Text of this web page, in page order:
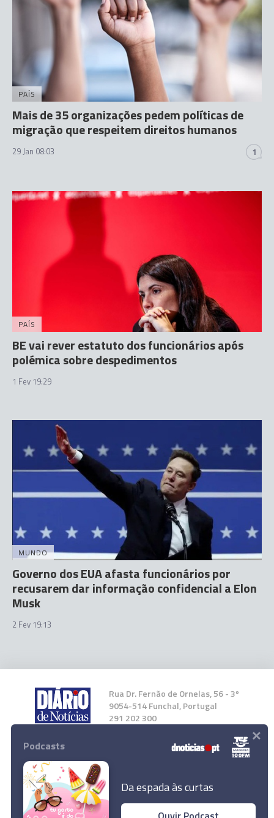
PAÍS
Mais de 35 organizações pedem políticas de
migração que respeitem direitos humanos
29 Jan 08:03 1
PAÍS
BE vai rever estatuto dos funcionários após
polémica sobre despedimentos
1 Fev 19:29
MUNDO
Governo dos EUA afasta funcionários por
recusarem dar informação confidencial a Elon
Musk
2 Fev 19:13
Rua Dr. Fernão de Ornelas, 56 - 3º
9054-514 Funchal, Portugal
291 202 300
Instale a nossa App
Podcasts
Da espada às curtas
×